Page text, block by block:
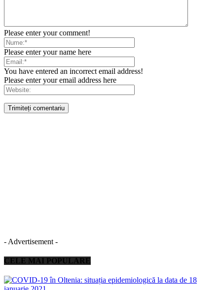
Please enter your comment!
Please enter your name here
You have entered an incorrect email address!
Please enter your email address here
- Advertisement -
CELE MAI POPULARE